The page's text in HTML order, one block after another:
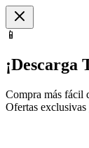
📱
¡Descarga
Compra más fácil
Ofertas